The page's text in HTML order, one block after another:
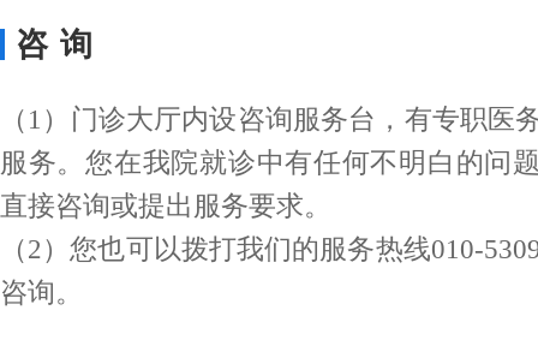
咨询
（1）门诊大厅内设咨询服务台，有专职医
服务。您在我院就诊中有任何不明白的问
直接咨询或提出服务要求。
（2）您也可以拨打我们的服务热线010-
咨询。